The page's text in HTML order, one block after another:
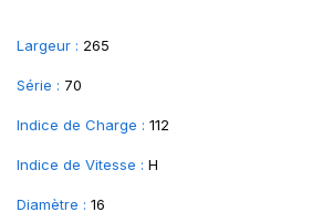
Largeur : 265
Série : 70
Indice de Charge : 112
Indice de Vitesse : H
Diamètre : 16